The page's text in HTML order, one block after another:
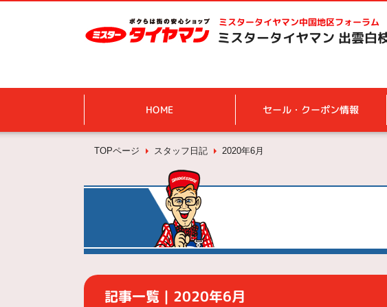
ミスタータイヤマン中国地区フォーラム
ミスタータイヤマン 出雲白
HOME セール・クーポン情報
TOPページ スタッフ日記 2020年6月
記事一覧｜2020年6月